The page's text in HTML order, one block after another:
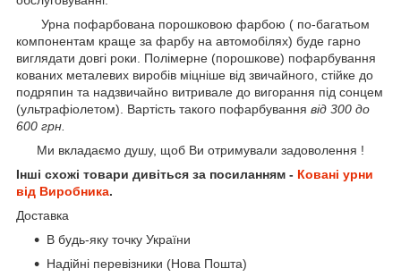
Урна пофарбована порошковою фарбою ( по-багатьом
компонентам краще за фарбу на автомобілях) буде гарно
виглядати довгі роки. Полімерне (порошкове) пофарбування
кованих металевих виробів міцніше від звичайного, стійке до
подряпин та надзвичайно витривале до вигорання під сонцем
(ультрафіолетом). Вартість такого пофарбування від 300 до
600 грн.
Ми вкладаємо душу, щоб Ви отримували задоволення !
Інші схожі товари дивіться за посиланням - Ковані урни
від Виробника.
Доставка
В будь-яку точку України
Надійні перевізники (Нова Пошта)